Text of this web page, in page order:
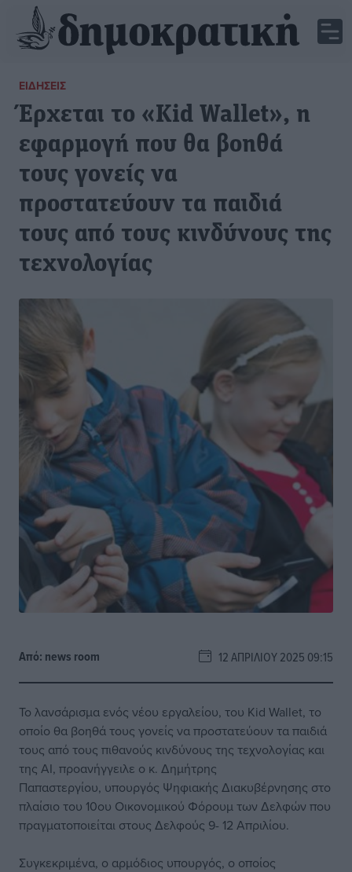
ΕΙΔΉΣΕΙΣ
Έρχεται το «Kid Wallet», η
εφαρμογή που θα βοηθά
τους γονείς να
προστατεύουν τα παιδιά
τους από τους κινδύνους της
τεχνολογίας
Από: news room 12 ΑΠΡΙΛΊΟΥ 2025 09:15
Το λανσάρισμα ενός νέου εργαλείου, του Kid Wallet, το
οποίο θα βοηθά τους γονείς να προστατεύουν τα παιδιά
τους από τους πιθανούς κινδύνους της τεχνολογίας και
της ΑΙ, προανήγγειλε ο κ. Δημήτρης
Παπαστεργίου, υπουργός Ψηφιακής Διακυβέρνησης στο
πλαίσιο του 10oυ Οικονομικού Φόρουμ των Δελφών που
πραγματοποιείται στους Δελφούς 9- 12 Απριλίου.
Συγκεκριμένα, ο αρμόδιος υπουργός, ο οποίος